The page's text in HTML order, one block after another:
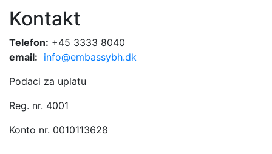
Kontakt
Telefon: +45 3333 8040
email: info@embassybh.dk
Podaci za uplatu
Reg. nr. 4001
Konto nr. 0010113628